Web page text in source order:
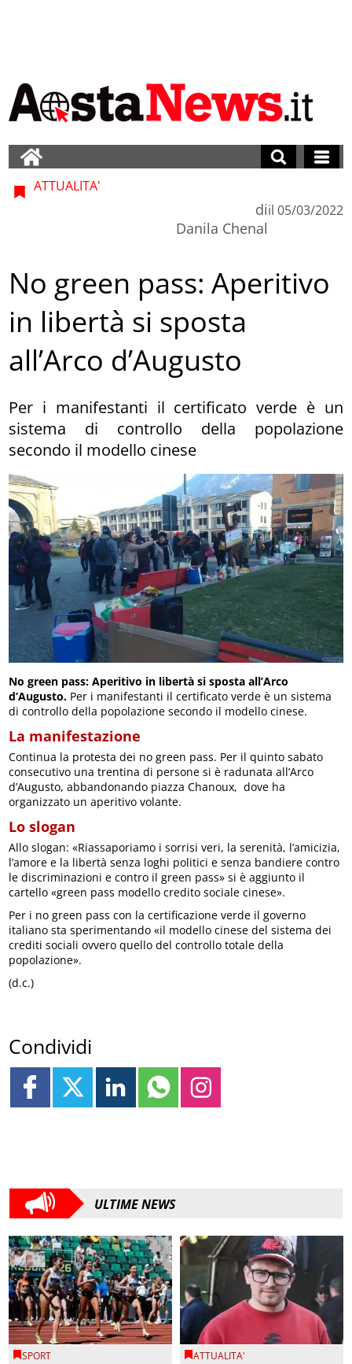
ATTUALITA'
di
Danila Chenal
il 05/03/2022
No green pass: Aperitivo
in libertà si sposta
all’Arco d’Augusto
Per i manifestanti il certificato verde è un
sistema di controllo della popolazione
secondo il modello cinese
No green pass: Aperitivo in libertà si sposta all’Arco
d’Augusto. Per i manifestanti il certificato verde è un sistema
di controllo della popolazione secondo il modello cinese.
La manifestazione
Continua la protesta dei no green pass. Per il quinto sabato
consecutivo una trentina di persone si è radunata all’Arco
d’Augusto, abbandonando piazza Chanoux, dove ha
organizzato un aperitivo volante.
Lo slogan
Allo slogan: «Riassaporiamo i sorrisi veri, la serenità, l’amicizia,
l’amore e la libertà senza loghi politici e senza bandiere contro
le discriminazioni e contro il green pass» si è aggiunto il
cartello «green pass modello credito sociale cinese».
Per i no green pass con la certificazione verde il governo
italiano sta sperimentando «il modello cinese del sistema dei
crediti sociali ovvero quello del controllo totale della
popolazione».
(d.c.)
Condividi
ULTIME NEWS
SPORT ATTUALITA'